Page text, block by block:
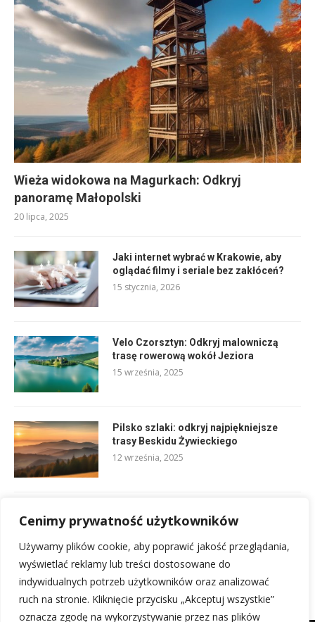
Cenimy prywatność użytkowników
Używamy plików cookie, aby poprawić jakość przeglądania,
wyświetlać reklamy lub treści dostosowane do
indywidualnych potrzeb użytkowników oraz analizować
ruch na stronie. Kliknięcie przycisku „Akceptuj wszystkie”
oznacza zgodę na wykorzystywanie przez nas plików
Wieża widokowa na Magurkach: Odkryj
panoramę Małopolski
20 lipca, 2025
Jaki internet wybrać w Krakowie, aby
oglądać filmy i seriale bez zakłóceń?
15 stycznia, 2026
Velo Czorsztyn: Odkryj malowniczą
trasę rowerową wokół Jeziora
15 września, 2025
Pilsko szlaki: odkryj najpiękniejsze
trasy Beskidu Żywieckiego
12 września, 2025
aktywnych w Małopolsce
14 września, 2025